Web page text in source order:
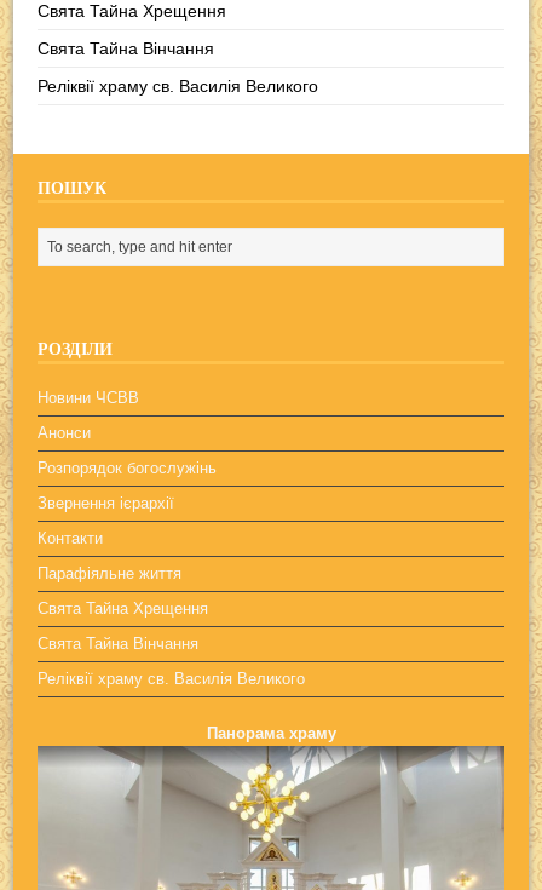
Свята Тайна Хрещення
Свята Тайна Вінчання
Реліквії храму св. Василія Великого
ПОШУК
РОЗДІЛИ
Новини ЧСВВ
Анонси
Розпорядок богослужінь
Звернення ієрархії
Контакти
Парафіяльне життя
Свята Тайна Хрещення
Свята Тайна Вінчання
Реліквії храму св. Василія Великого
Панорама храму